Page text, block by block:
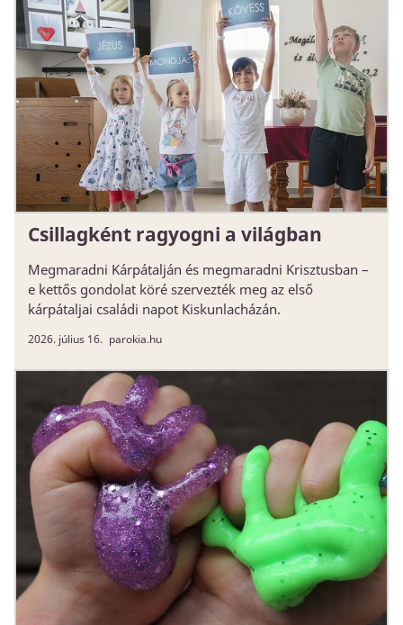
Csillagként ragyogni a világban
Megmaradni Kárpátalján és megmaradni Krisztusban –
e kettős gondolat köré szervezték meg az első
kárpátaljai családi napot Kiskunlacházán.
2026. július 16. parokia.hu